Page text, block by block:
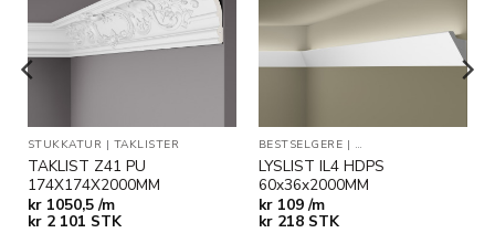
i
ønskeliste
STUKKATUR | TAKLISTER
TAKLIST Z41 PU
174X174X2000MM
kr1050,5 /m
kr2 101 STK
ønskeliste
BESTSELGERE | INDIREKTE BELYSNING
LYSLIST IL4 HDPS
60x36x2000MM
kr109 /m
kr218 STK